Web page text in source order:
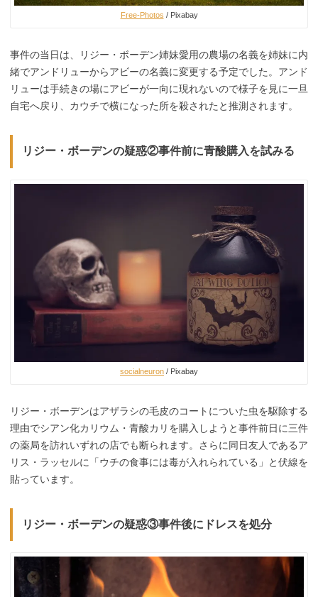
Free-Photos / Pixabay
事件の当日は、リジー・ボーデン姉妹愛用の農場の名義を姉妹に内
緒でアンドリューからアビーの名義に変更する予定でした。アンド
リューは手続きの場にアビーが一向に現れないので様子を見に一旦
自宅へ戻り、カウチで横になった所を殺されたと推測されます。
リジー・ボーデンの疑惑②事件前に青酸購入を試みる
socialneuron / Pixabay
リジー・ボーデンはアザラシの毛皮のコートについた虫を駆除する
理由でシアン化カリウム・青酸カリを購入しようと事件前日に三件
の薬局を訪れいずれの店でも断られます。さらに同日友人であるア
リス・ラッセルに「ウチの食事には毒が入れられている」と伏線を
貼っています。
リジー・ボーデンの疑惑③事件後にドレスを処分